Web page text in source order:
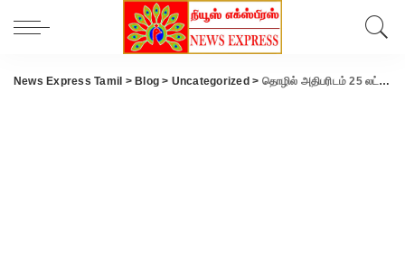
News Express Tamil > Blog > Uncategorized > தொழில் அதிபரிடம் 25 லட்சம் மோசடி. கணவன் -மனைவி உள்பட 3 பேர் மீது வழக்கு.